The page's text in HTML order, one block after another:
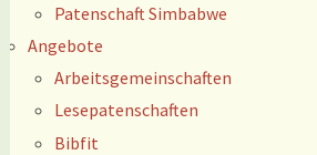
Patenschaft Simbabwe
Angebote
Arbeitsgemeinschaften
Lesepatenschaften
Bibfit